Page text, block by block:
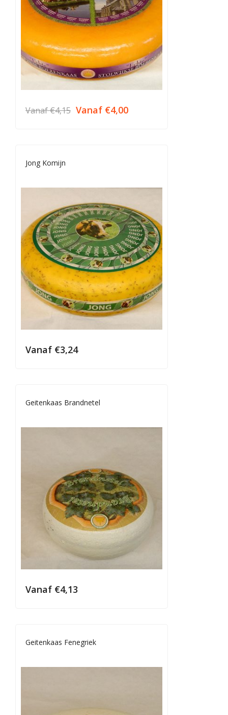
Vanaf€4,15 Vanaf €4,00
Jong Komijn
Vanaf €3,24
Geitenkaas Brandnetel
Vanaf €4,13
Geitenkaas Fenegriek